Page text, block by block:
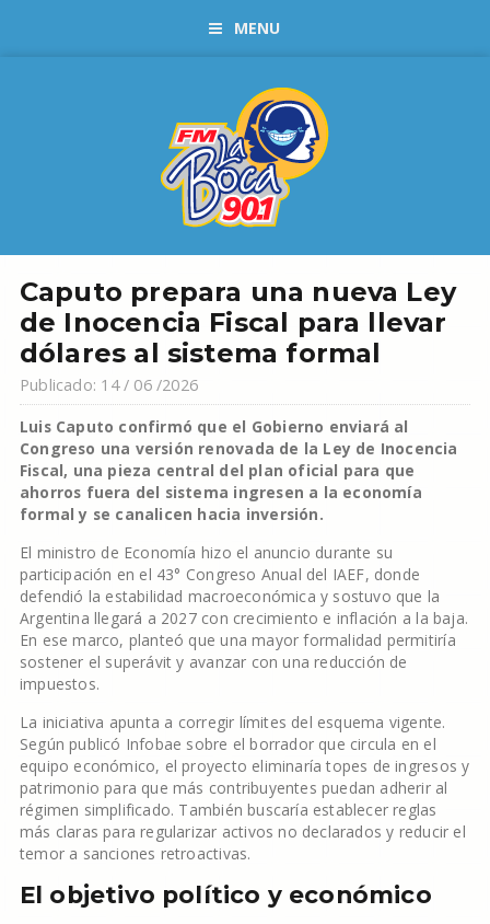
MENU
Caputo prepara una nueva Ley
de Inocencia Fiscal para llevar
dólares al sistema formal
Publicado: 14 / 06 /2026
Luis Caputo confirmó que el Gobierno enviará al
Congreso una versión renovada de la Ley de Inocencia
Fiscal, una pieza central del plan oficial para que
ahorros fuera del sistema ingresen a la economía
formal y se canalicen hacia inversión.
El ministro de Economía hizo el anuncio durante su
participación en el 43° Congreso Anual del IAEF, donde
defendió la estabilidad macroeconómica y sostuvo que la
Argentina llegará a 2027 con crecimiento e inflación a la baja.
En ese marco, planteó que una mayor formalidad permitiría
sostener el superávit y avanzar con una reducción de
impuestos.
La iniciativa apunta a corregir límites del esquema vigente.
Según publicó Infobae sobre el borrador que circula en el
equipo económico, el proyecto eliminaría topes de ingresos y
patrimonio para que más contribuyentes puedan adherir al
régimen simplificado. También buscaría establecer reglas
más claras para regularizar activos no declarados y reducir el
temor a sanciones retroactivas.
El objetivo político y económico